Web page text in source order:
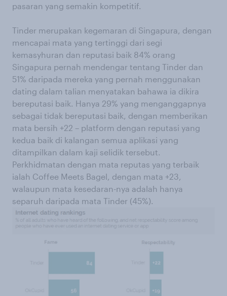
pasaran yang semakin kompetitif.
Tinder merupakan kegemaran di Singapura, dengan
mencapai mata yang tertinggi dari segi
kemasyhuran dan reputasi baik 84% orang
Singapura pernah mendengar tentang Tinder dan
51% daripada mereka yang pernah menggunakan
dating dalam talian menyatakan bahawa ia dikira
bereputasi baik. Hanya 29% yang menganggapnya
sebagai tidak bereputasi baik, dengan memberikan
mata bersih +22 – platform dengan reputasi yang
kedua baik di kalangan semua aplikasi yang
ditampilkan dalam kaji selidik tersebut.
Perkhidmatan dengan mata reputas yang terbaik
ialah Coffee Meets Bagel, dengan mata +23,
walaupun mata kesedaran-nya adalah hanya
separuh daripada mata Tinder (45%).